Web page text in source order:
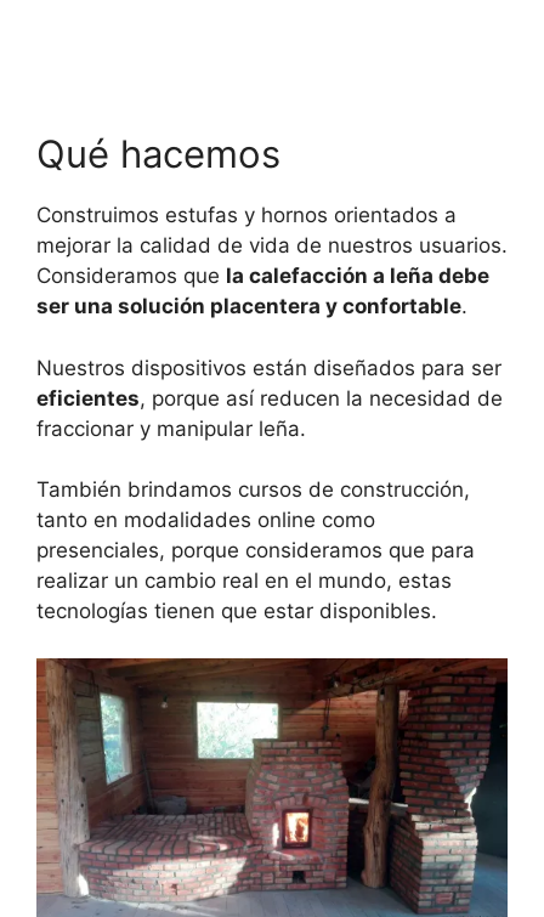
Qué hacemos
Construimos estufas y hornos orientados a
mejorar la calidad de vida de nuestros usuarios.
Consideramos que la calefacción a leña debe
ser una solución placentera y confortable.
Nuestros dispositivos están diseñados para ser
eficientes, porque así reducen la necesidad de
fraccionar y manipular leña.
También brindamos cursos de construcción,
tanto en modalidades online como
presenciales, porque consideramos que para
realizar un cambio real en el mundo, estas
tecnologías tienen que estar disponibles.